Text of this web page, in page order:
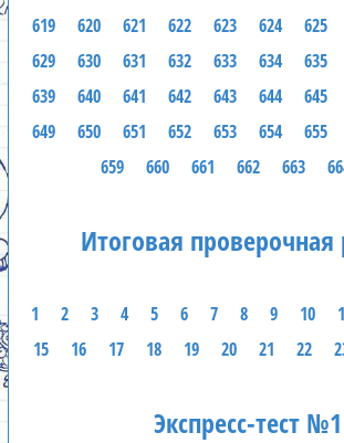
619
620 621 622 623 624 625
629
630 631 632 633 634 635
639
640 641 642 643 644 645
649
650 651 652 653 654 655
659
660 661 662 663
Итоговая проверочная
1 2 3 4 5 6 7 8 9 10
15
16 17 18 19 20 21 22
Экспресс-тест №1